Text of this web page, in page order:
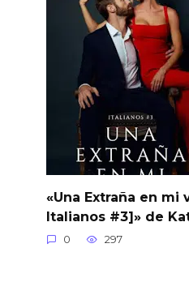
«Una Extraña en mi
Italianos #3]» de
0 297